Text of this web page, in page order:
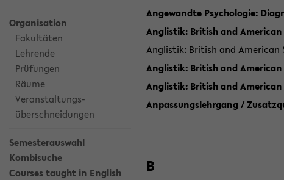
Organisation
Fakultäten
Lehrende
Prüfungen
Räume
Veranstaltungs-
überschneidungen
Semesterauswahl
Kombisuche
Courses taught in English
Angewandte Psychologie:
Anglistik: British and American
Anglistik: British and American
Anglistik: British and American
Anglistik: British and
Anpassungslehrgang /
B